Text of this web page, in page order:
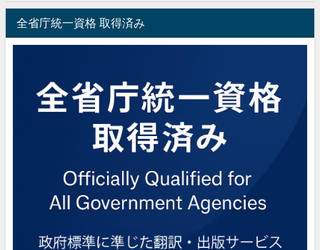
全省庁統一資格 取得済み